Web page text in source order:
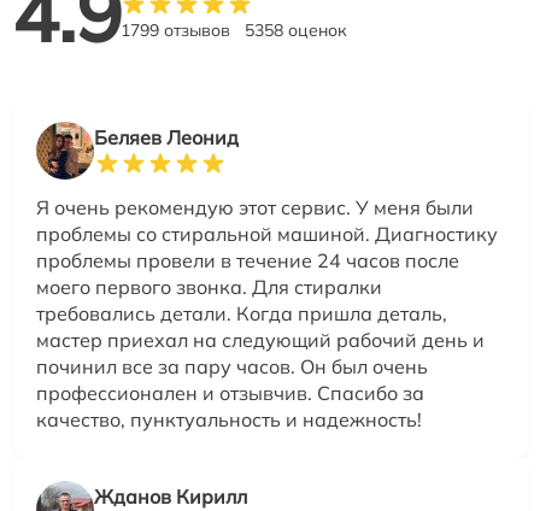
1799 отзывов 5358 оценок
Беляев Леонид
Я очень рекомендую этот сервис. У меня были
проблемы со стиральной машиной. Диагностику
проблемы провели в течение 24 часов после
моего первого звонка. Для стиралки
требовались детали. Когда пришла деталь,
мастер приехал на следующий рабочий день и
починил все за пару часов. Он был очень
профессионален и отзывчив. Спасибо за
качество, пунктуальность и надежность!
Жданов Кирилл